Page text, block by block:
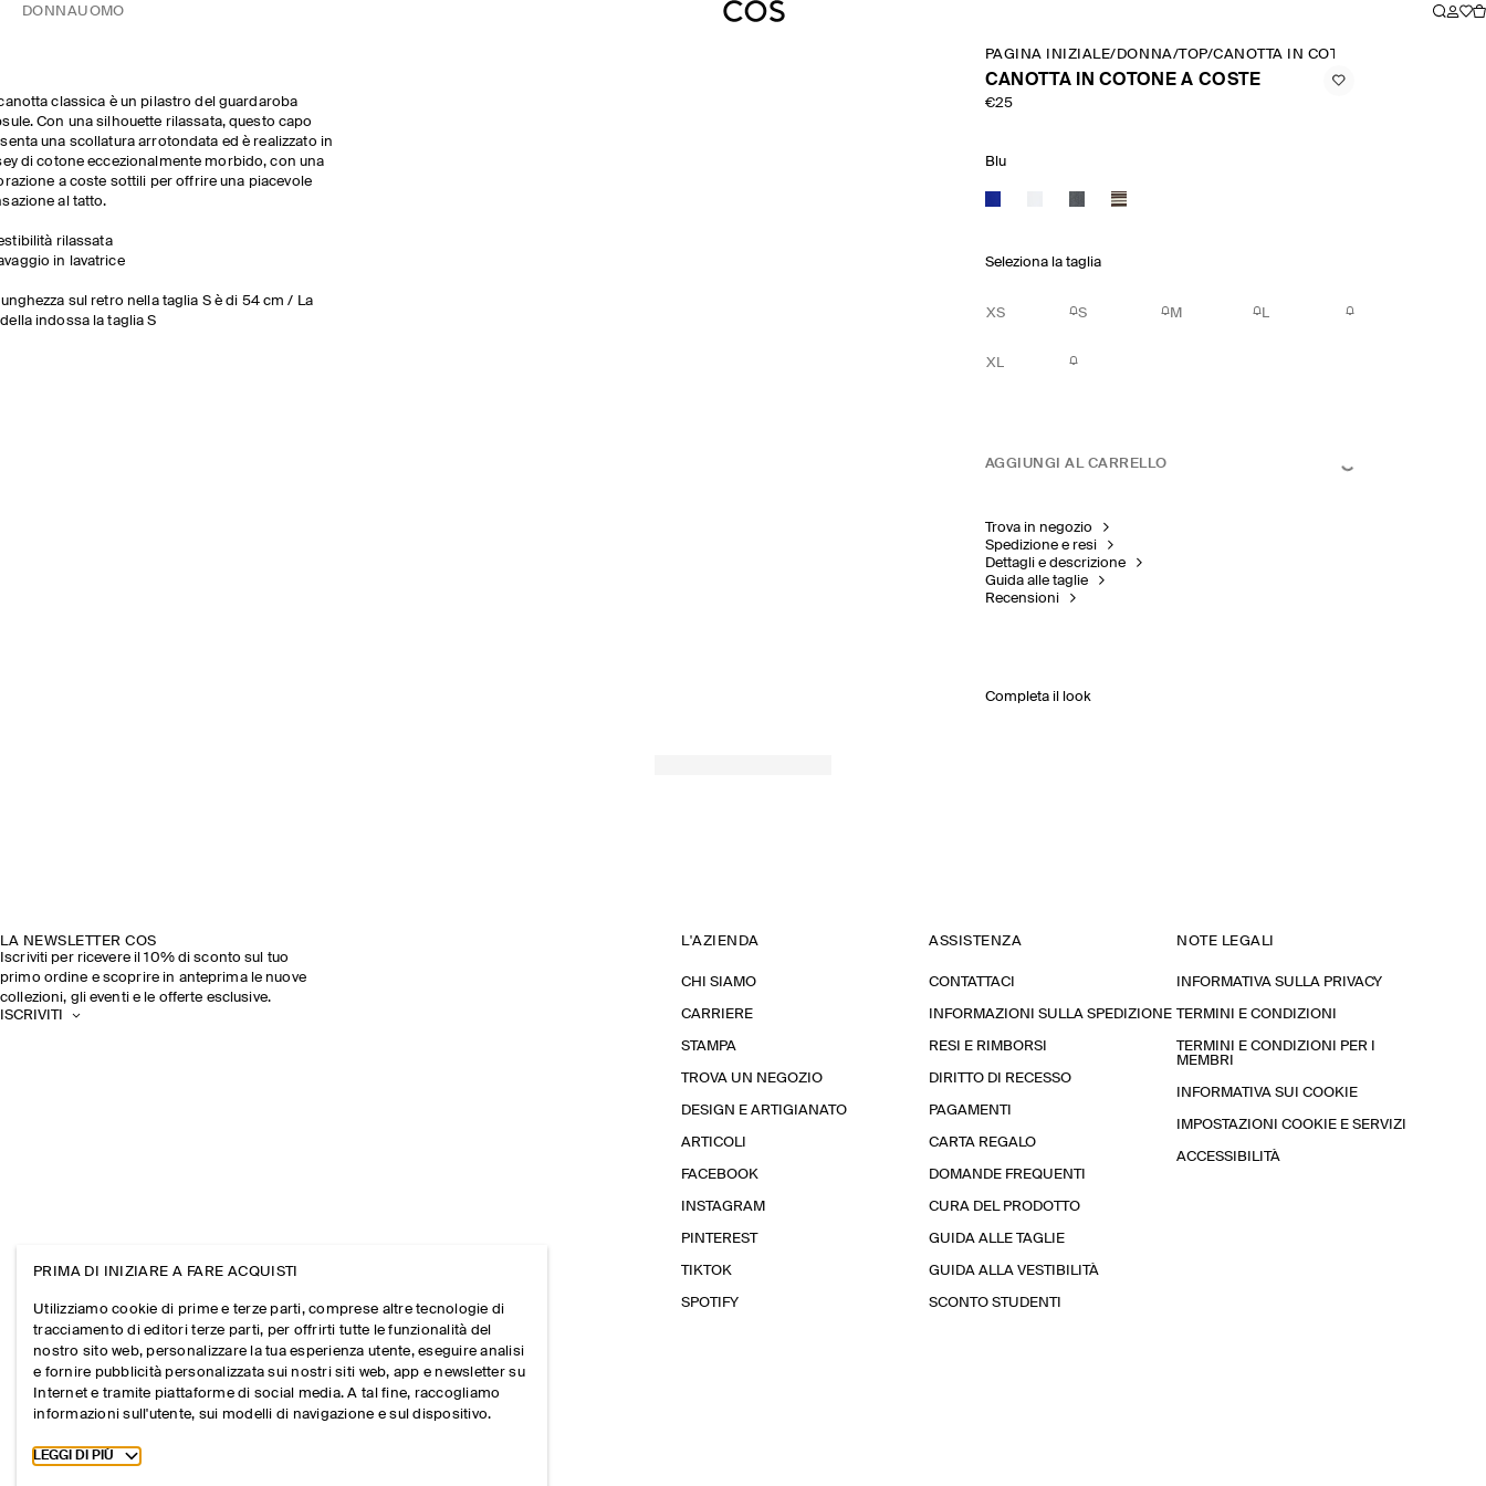
DONNAUOMO
classica è un pilastro del guardaroba
Con una silhouette rilassata, questo capo
una scollatura arrotondata ed è realizzato in
di cotone eccezionalmente morbido, con una
a coste sottili per offrire una piacevole
al tatto.
rilassata
in lavatrice
sul retro nella taglia S è di 54 cm / La
indossa la taglia S
PAGINA INIZIALE/ DONNA/TOP/CANOTTA IN COTONE A COSTE
CANOTTA IN COTONE A COSTE
€25
Blu
Seleziona la taglia
XS S M L
XL
AGGIUNGI AL CARRELLO
Trova in negozio
Spedizione e resi
Dettagli e descrizione
Guida alle taglie
Recensioni
Completa il look
LA NEWSLETTER COS
Iscriviti per ricevere il 10% di sconto sul tuo
primo ordine e scoprire in anteprima le nuove
collezioni, gli eventi e le offerte esclusive.
ISCRIVITI
L'AZIENDA
CHI SIAMO
CARRIERE
STAMPA
TROVA UN NEGOZIO
DESIGN E ARTIGIANATO
ARTICOLI
FACEBOOK
INSTAGRAM
PINTEREST
TIKTOK
SPOTIFY
ASSISTENZA
CONTATTACI
INFORMAZIONI SULLA SPEDIZIONE
RESI E RIMBORSI
DIRITTO DI RECESSO
PAGAMENTI
CARTA REGALO
DOMANDE FREQUENTI
CURA DEL PRODOTTO
GUIDA ALLE TAGLIE
GUIDA ALLA VESTIBILITÀ
SCONTO STUDENTI
NOTE LEGALI
INFORMATIVA SULLA PRIVACY
TERMINI E CONDIZIONI
TERMINI E CONDIZIONI PER I
MEMBRI
INFORMATIVA SUI COOKIE
IMPOSTAZIONI COOKIE E SERVIZI
ACCESSIBILITÀ
PRIMA DI INIZIARE A FARE ACQUISTI
Utilizziamo cookie di prime e terze parti, comprese altre tecnologie di
tracciamento di editori terze parti, per offrirti tutte le funzionalità del
nostro sito web, personalizzare la tua esperienza utente, eseguire analisi
e fornire pubblicità personalizzata sui nostri siti web, app e newsletter su
Internet e tramite piattaforme di social media. A tal fine, raccogliamo
informazioni sull'utente, sui modelli di navigazione e sul dispositivo.
Toggle more cookie information
LEGGI DI PIÙ